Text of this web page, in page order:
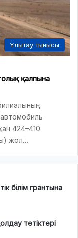
Ұлытау тынысы
қалпына
424–410
жол…
білім грантына
тетіктері